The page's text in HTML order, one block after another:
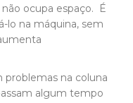
ocupa espaço. É
lo na máquina, sem
problemas na coluna
algum tempo